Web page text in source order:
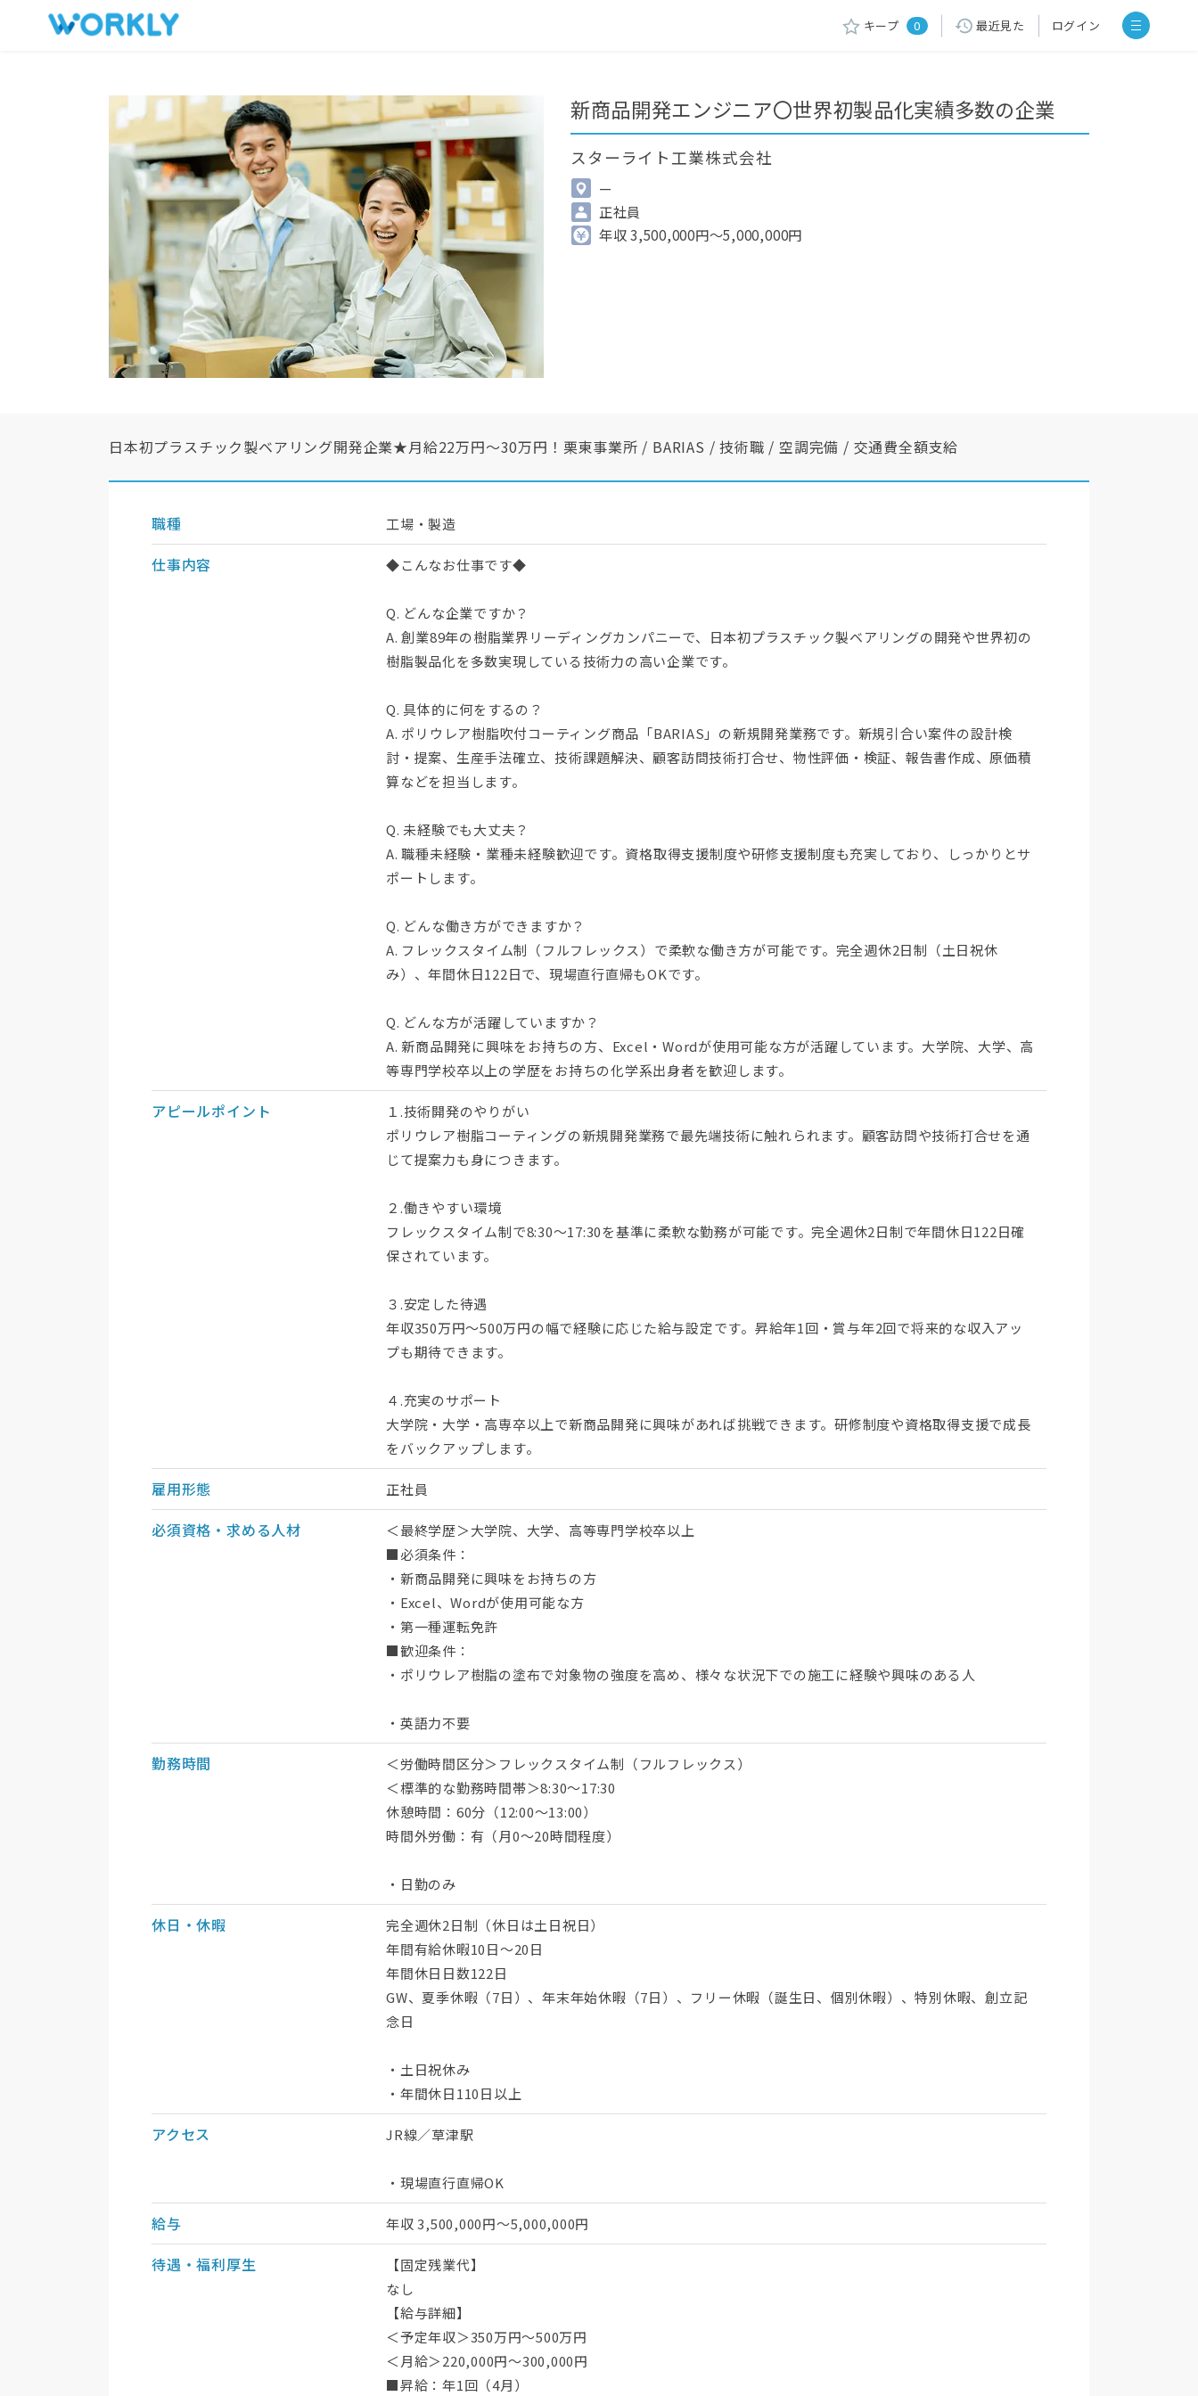
キープ 0 最近見た ログイン
新商品開発エンジニア〇世界初製品化実績多数の企業
スターライト工業株式会社
—
正社員
年収 3,500,000円～5,000,000円
日本初プラスチック製ベアリング開発企業★月給22万円〜30万円！栗東事業所 / BARIAS / 技術職 / 空調完備 / 交通費全額支給
職種 工場・製造
仕事内容 ◆こんなお仕事です◆
Q. どんな企業ですか？
A. 創業89年の樹脂業界リーディングカンパニーで、日本初プラスチック製ベアリングの開発や世界初の
樹脂製品化を多数実現している技術力の高い企業です。
Q. 具体的に何をするの？
A. ポリウレア樹脂吹付コーティング商品「BARIAS」の新規開発業務です。新規引合い案件の設計検
討・提案、生産手法確立、技術課題解決、顧客訪問技術打合せ、物性評価・検証、報告書作成、原価積
算などを担当します。
Q. 未経験でも大丈夫？
A. 職種未経験・業種未経験歓迎です。資格取得支援制度や研修支援制度も充実しており、しっかりとサ
ポートします。
Q. どんな働き方ができますか？
A. フレックスタイム制（フルフレックス）で柔軟な働き方が可能です。完全週休2日制（土日祝休
み）、年間休日122日で、現場直行直帰もOKです。
Q. どんな方が活躍していますか？
A. 新商品開発に興味をお持ちの方、Excel・Wordが使用可能な方が活躍しています。大学院、大学、高
等専門学校卒以上の学歴をお持ちの化学系出身者を歓迎します。
アピールポイント
１.技術開発のやりがい
ポリウレア樹脂コーティングの新規開発業務で最先端技術に触れられます。顧客訪問や技術打合せを通
じて提案力も身につきます。
２.働きやすい環境
フレックスタイム制で8:30～17:30を基準に柔軟な勤務が可能です。完全週休2日制で年間休日122日確
保されています。
３.安定した待遇
年収350万円～500万円の幅で経験に応じた給与設定です。昇給年1回・賞与年2回で将来的な収入アッ
プも期待できます。
４.充実のサポート
大学院・大学・高専卒以上で新商品開発に興味があれば挑戦できます。研修制度や資格取得支援で成長
をバックアップします。
雇用形態 正社員
必須資格・求める人材
＜最終学歴＞大学院、大学、高等専門学校卒以上
■必須条件：
・新商品開発に興味をお持ちの方
・Excel、Wordが使用可能な方
・第一種運転免許
■歓迎条件：
・ポリウレア樹脂の塗布で対象物の強度を高め、様々な状況下での施工に経験や興味のある人
・英語力不要
勤務時間
＜労働時間区分＞フレックスタイム制（フルフレックス）
＜標準的な勤務時間帯＞8:30～17:30
休憩時間：60分（12:00～13:00）
時間外労働：有（月0～20時間程度）
・日勤のみ
休日・休暇
完全週休2日制（休日は土日祝日）
年間有給休暇10日～20日
年間休日日数122日
GW、夏季休暇（7日）、年末年始休暇（7日）、フリー休暇（誕生日、個別休暇）、特別休暇、創立記
念日
・土日祝休み
・年間休日110日以上
アクセス JR線／草津駅
・現場直行直帰OK
給与 年収3,500,000円～5,000,000円
待遇・福利厚生
【固定残業代】
なし
【給与詳細】
＜予定年収＞350万円～500万円
＜月給＞220,000円～300,000円
■昇給：年1回（4月）